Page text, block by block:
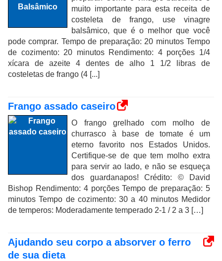
muito importante para esta receita de
costeleta de frango, use vinagre
balsâmico, que é o melhor que você
pode comprar. Tempo de preparação: 20 minutos Tempo
de cozimento: 20 minutos Rendimento: 4 porções 1/4
xícara de azeite 4 dentes de alho 1 1/2 libras de
costeletas de frango (4 [...]
Frango assado caseiro
O frango grelhado com molho de
churrasco à base de tomate é um
eterno favorito nos Estados Unidos.
Certifique-se de que tem molho extra
para servir ao lado, e não se esqueça
dos guardanapos! Crédito: © David
Bishop Rendimento: 4 porções Tempo de preparação: 5
minutos Tempo de cozimento: 30 a 40 minutos Medidor
de temperos: Moderadamente temperado 2-1 / 2 a 3 […]
Ajudando seu corpo a absorver o ferro
de sua dieta